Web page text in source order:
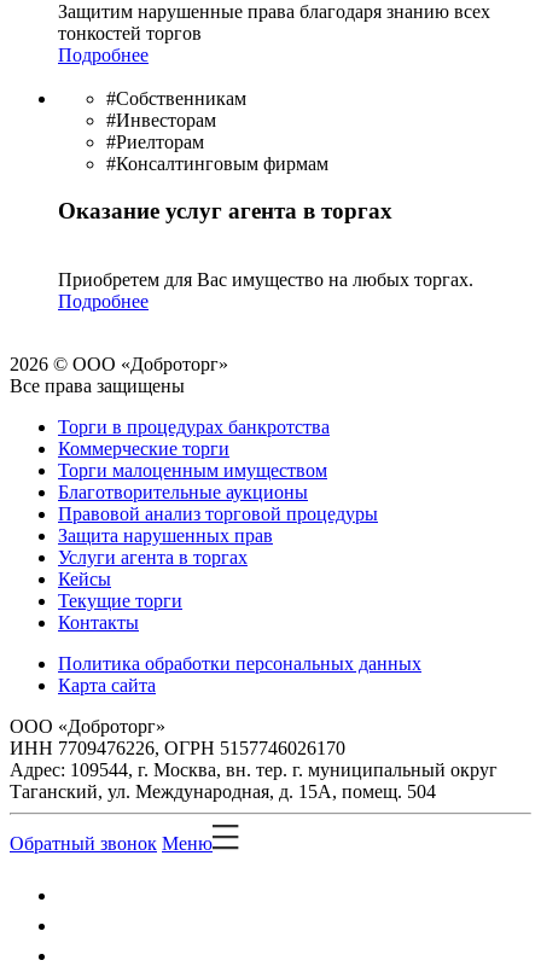
Защитим нарушенные права благодаря знанию всех
тонкостей торгов
Подробнее
#Собственникам
#Инвесторам
#Риелторам
#Консалтинговым фирмам
Оказание услуг агента в торгах
Приобретем для Вас имущество на любых торгах.
Подробнее
2026 © ООО «Доброторг»
Все права защищены
Торги в процедурах банкротства
Коммерческие торги
Торги малоценным имуществом
Благотворительные аукционы
Правовой анализ торговой процедуры
Защита нарушенных прав
Услуги агента в торгах
Кейсы
Текущие торги
Контакты
Политика обработки персональных данных
Карта сайта
ООО «Доброторг»
ИНН 7709476226, ОГРН 5157746026170
Адрес: 109544, г. Москва, вн. тер. г. муниципальный округ
Таганский, ул. Международная, д. 15А, помещ. 504
Обратный звонок Меню